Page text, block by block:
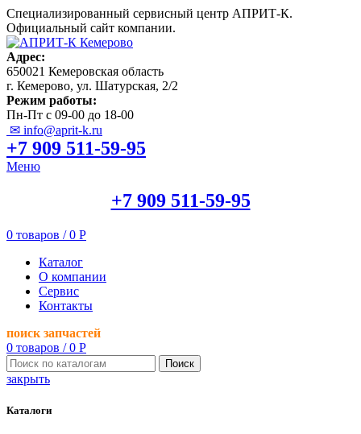
Специализированный сервисный центр АПРИТ-К.
Официальный сайт компании.
Адрес:
650021 Кемеровская область
г. Кемерово, ул. Шатурская, 2/2
Режим работы:
Пн-Пт с 09-00 до 18-00
✉ info@aprit-k.ru
+7 909 511-59-95
Меню
+7 909 511-59-95
0 товаров / 0 Р
Каталог
О компании
Сервис
Контакты
поиск запчастей
0 товаров / 0 Р
Поиск
закрыть
Каталоги